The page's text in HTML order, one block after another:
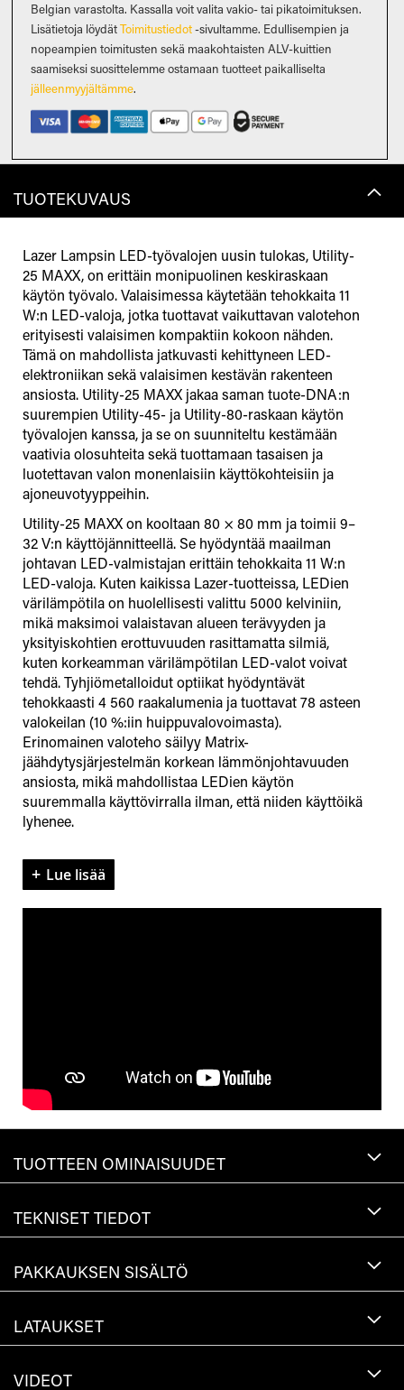
Belgian varastolta. Kassalla voit valita vakio- tai pikatoimituksen.
Lisätietoja löydätToimitustiedot-sivultamme. Edullisempien ja
nopeampien toimitusten sekä maakohtaisten ALV-kuittien
saamiseksi suosittelemme ostamaan tuotteet paikalliselta
jälleenmyyjältämme.
TUOTEKUVAUS
Lazer Lampsin LED-työvalojen uusin tulokas, Utility-
25 MAXX, on erittäin monipuolinen keskiraskaan
käytön työvalo. Valaisimessa käytetään tehokkaita 11
W:n LED-valoja, jotka tuottavat vaikuttavan valotehon
erityisesti valaisimen kompaktiin kokoon nähden.
Tämä on mahdollista jatkuvasti kehittyneen LED-
elektroniikan sekä valaisimen kestävän rakenteen
ansiosta. Utility-25 MAXX jakaa saman tuote-DNA:n
suurempien Utility-45- ja Utility-80-raskaan käytön
työvalojen kanssa, ja se on suunniteltu kestämään
vaativia olosuhteita sekä tuottamaan tasaisen ja
luotettavan valon monenlaisiin käyttökohteisiin ja
ajoneuvotyyppeihin.
Utility-25 MAXX on kooltaan 80 × 80 mm ja toimii 9–
32 V:n käyttöjännitteellä. Se hyödyntää maailman
johtavan LED-valmistajan erittäin tehokkaita 11 W:n
LED-valoja. Kuten kaikissa Lazer-tuotteissa, LEDien
värilämpötila on huolellisesti valittu 5000 kelviniin,
mikä maksimoi valaistavan alueen terävyyden ja
yksityiskohtien erottuvuuden rasittamatta silmiä,
kuten korkeamman värilämpötilan LED-valot voivat
tehdä. Tyhjiömetalloidut optiikat hyödyntävät
tehokkaasti 4 560 raakalumenia ja tuottavat 78 asteen
valokeilan (10 %:iin huippuvalovoimasta).
Erinomainen valoteho säilyy Matrix-
jäähdytysjärjestelmän korkean lämmönjohtavuuden
ansiosta, mikä mahdollistaa LEDien käytön
suuremmalla käyttövirralla ilman, että niiden käyttöikä
lyhenee.
Lue lisää
TUOTTEEN OMINAISUUDET
TEKNISET TIEDOT
PAKKAUKSEN SISÄLTÖ
LATAUKSET
VIDEOT